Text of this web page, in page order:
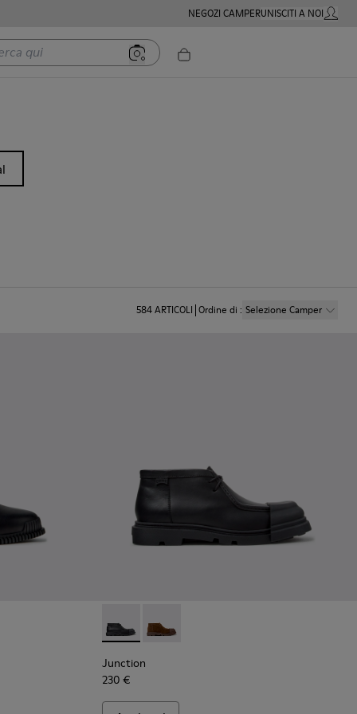
NEGOZI CAMPERUNISCITI A NOIMIO
qui
584ARTICOLI Ordine di : Selezione Camper
da Donna.
001 - Stivaletti in pelle nera da Donna.
pelle nera da Donna.
in pelle bordeaux da Donna.
001 Junction - K400729-004 - Stivaletti in pelle
Junction - K400729-005 - Stivaletti
Junction
230 €